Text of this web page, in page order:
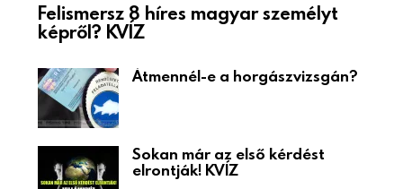
Felismersz 8 híres magyar személyt
képről? KVÍZ
Átmennél-e a horgászvizsgán?
Sokan már az első kérdést
elrontják! KVÍZ